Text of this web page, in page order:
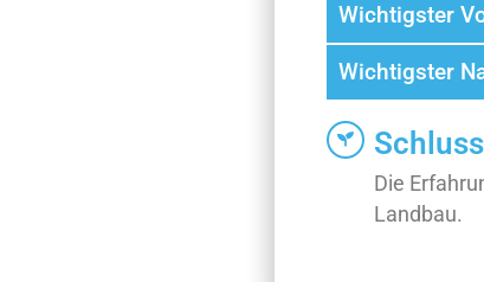
Wichtigster
Wichtigster
Die
Landbau.